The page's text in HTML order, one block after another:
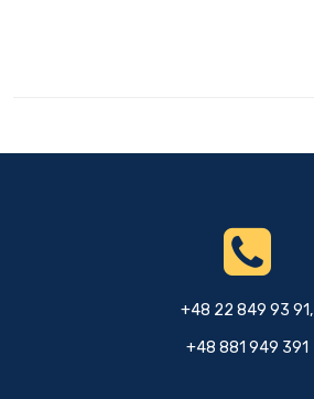
+48 22 849 93 91,
+48 881 949 391